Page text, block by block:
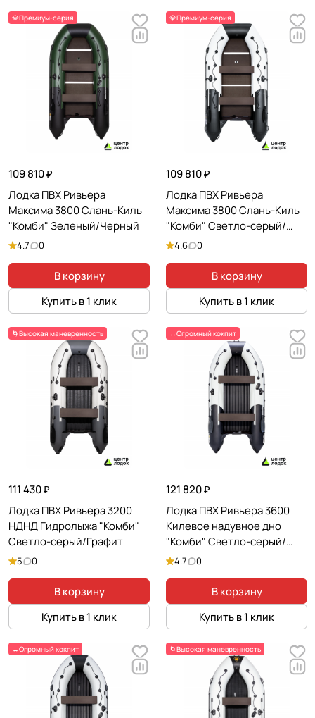
💎Премиум-серия
109 810 ₽
Лодка ПВХ Ривьера
Максима 3800 Слань-Киль
"Комби" Зеленый/Черный
4.7 0
В корзину
Купить в 1 клик
💎Премиум-серия
109 810 ₽
Лодка ПВХ Ривьера
Максима 3800 Слань-Киль
"Комби" Светло-серый/
Черный
4.6 0
В корзину
Купить в 1 клик
🌀Высокая маневренность
111 430 ₽
Лодка ПВХ Ривьера 3200
НДНД Гидролыжа "Комби"
Светло-серый/Графит
5 0
В корзину
Купить в 1 клик
↔️Огромный кокпит
121 820 ₽
Лодка ПВХ Ривьера 3600
Килевое надувное дно
"Комби" Светло-серый/
Черный
4.7 0
В корзину
Купить в 1 клик
↔️Огромный кокпит 🌀Высокая маневренность